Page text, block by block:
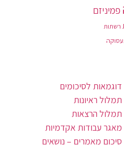
פמיניזם
רשתות
דוגמאות לסיכומים
תמלול ראיונות
תמלול הרצאות
מאגר עבודות אקדמיות
סיכום מאמרים – נושאים